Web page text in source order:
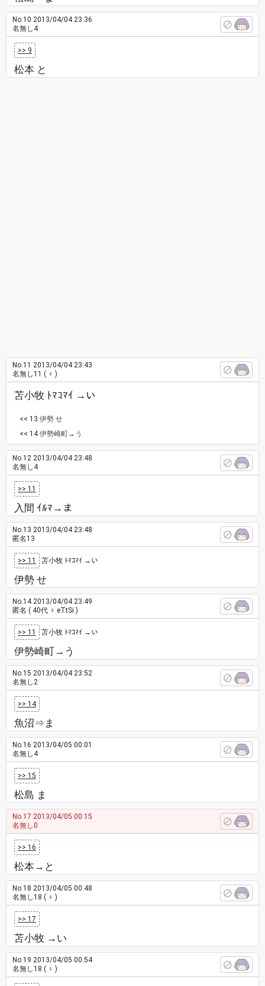
No.10 2013/04/04 23:36
名無し4
>> 9
松本 と
No.11 2013/04/04 23:43
名無し11 ( ♀ )
苫小牧 ﾄﾏｺﾏｲ →い
<< 13 伊勢 せ
<< 14伊勢崎町→う
No.12 2013/04/04 23:48
名無し4
>> 11
入間 ｲﾙﾏ→ま
No.13 2013/04/04 23:48
匿名13
>> 11 苫小牧 ﾄﾏｺﾏｲ →い
伊勢 せ
No.142013/04/04 23:49
匿名 ( 40代 ♀ eTtSi )
>> 11 苫小牧 ﾄﾏｺﾏｲ →い
伊勢崎町→う
No.15 2013/04/04 23:52
名無し2
>> 14
魚沼⇒ま
No.16 2013/04/05 00:01
名無し4
>> 15
松島 ま
No.17 2013/04/05 00:15
名無し0
>> 16
松本→と
No.18 2013/04/05 00:48
名無し18 ( ♀ )
>> 17
苫小牧 →い
No.19 2013/04/05 00:54
名無し18 ( ♀ )